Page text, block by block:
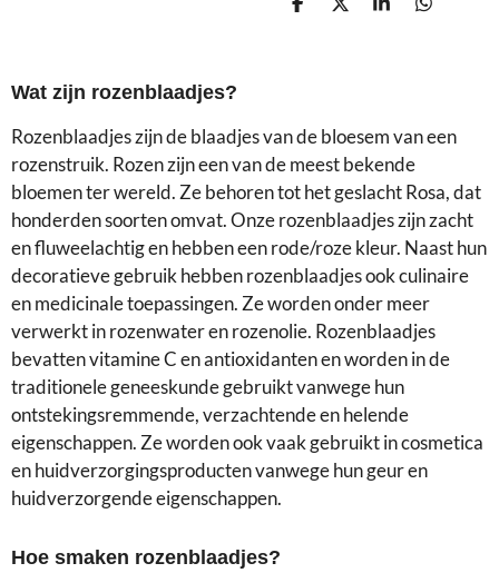
D
D
S
D
Wat zijn rozenblaadjes?
Rozenblaadjes zijn de blaadjes van de bloesem van een
rozenstruik. Rozen zijn een van de meest bekende
bloemen ter wereld. Ze behoren tot het geslacht Rosa, dat
honderden soorten omvat. Onze rozenblaadjes zijn zacht
en fluweelachtig en hebben een rode/roze kleur. Naast hun
decoratieve gebruik hebben rozenblaadjes ook culinaire
en medicinale toepassingen. Ze worden onder meer
verwerkt in rozenwater en rozenolie. Rozenblaadjes
bevatten vitamine C en antioxidanten en worden in de
traditionele geneeskunde gebruikt vanwege hun
ontstekingsremmende, verzachtende en helende
eigenschappen. Ze worden ook vaak gebruikt in cosmetica
en huidverzorgingsproducten vanwege hun geur en
huidverzorgende eigenschappen.
Hoe smaken rozenblaadjes?